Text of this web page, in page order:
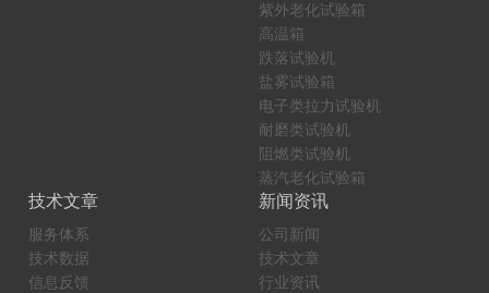
紫外老化试验箱
高温箱
跌落试验机
盐雾试验箱
电子类拉力试验机
耐磨类试验机
阻燃类试验机
蒸汽老化试验箱
技术文章
服务体系
技术数据
信息反馈
新闻资讯
公司新闻
技术文章
行业资讯